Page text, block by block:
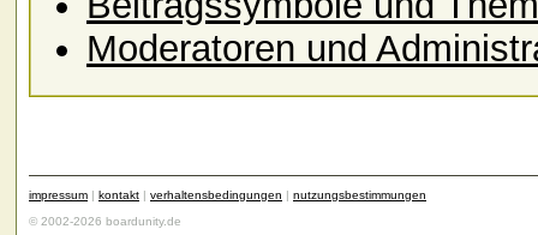
Moderatoren und
impressum | kontakt | verhaltensbedingungen | nutzungsbestimmungen
© 2002-2026 boardunity.de